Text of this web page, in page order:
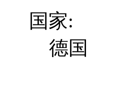
国家:
德国